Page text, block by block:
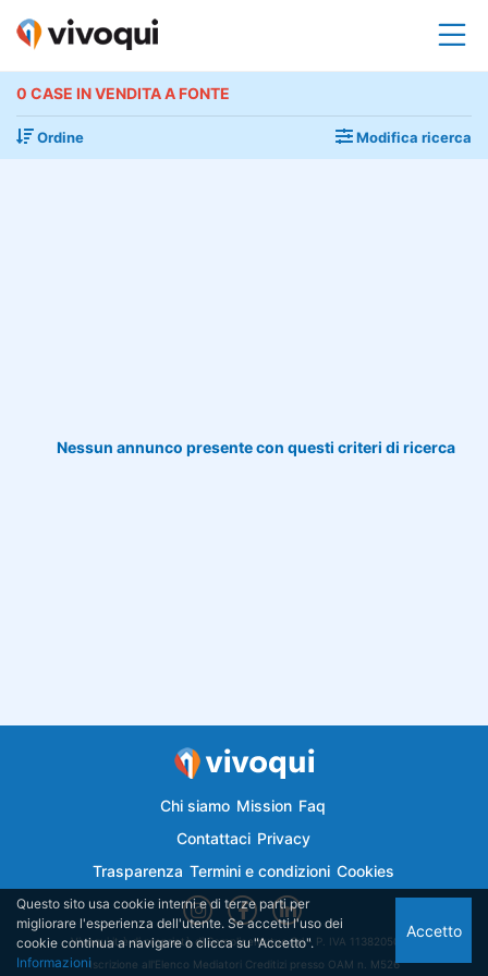
0 CASE IN VENDITA A FONTE
Ordine Modifica ricerca
Nessun annunco presente con questi criteri di ricerca
Chi siamo Mission Faq
Contattaci Privacy
Trasparenza Termini e condizioni Cookies
Vivoqui.it è di proprietà di Semplicemutuo Srl - P. IVA 11382050018
Iscrizione all'Elenco Mediatori Creditizi presso OAM n. M526
Questo sito usa cookie interni e di terze parti per
migliorare l'esperienza dell'utente. Se accetti l'uso dei
cookie continua a navigare o clicca su "Accetto".
Informazioni
Accetto